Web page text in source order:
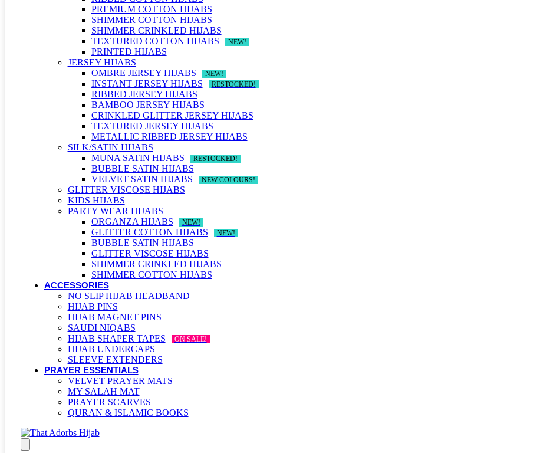
PREMIUM COTTON HIJABS
SHIMMER COTTON HIJABS
SHIMMER CRINKLED HIJABS
TEXTURED COTTON HIJABS
NEW!
PRINTED HIJABS
JERSEY HIJABS
OMBRE JERSEY HIJABS
NEW!
INSTANT JERSEY HIJABS RESTOCKED!
RIBBED JERSEY HIJABS
BAMBOO JERSEY HIJABS
CRINKLED GLITTER JERSEY HIJABS
TEXTURED JERSEY HIJABS
METALLIC RIBBED JERSEY HIJABS
SILK/SATIN HIJABS
MUNA SATIN HIJABS
RESTOCKED!
BUBBLE SATIN HIJABS
VELVET SATIN HIJABS
NEW COLOURS!
GLITTER VISCOSE HIJABS
KIDS HIJABS
PARTY WEAR HIJABS
ORGANZA HIJABS
NEW!
GLITTER COTTON HIJABS NEW!
BUBBLE SATIN HIJABS
GLITTER VISCOSE HIJABS
SHIMMER CRINKLED HIJABS
SHIMMER COTTON HIJABS
ACCESSORIES
NO SLIP HIJAB HEADBAND
HIJAB PINS
HIJAB MAGNET PINS
SAUDI NIQABS
HIJAB SHAPER TAPES
ON SALE!
HIJAB UNDERCAPS
SLEEVE EXTENDERS
PRAYER ESSENTIALS
VELVET PRAYER MATS
MY SALAH MAT
PRAYER SCARVES
QURAN & ISLAMIC BOOKS